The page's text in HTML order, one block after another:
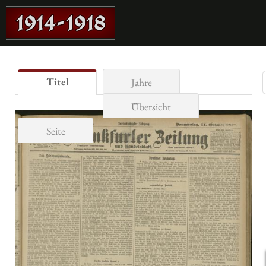
Titel
Jahre
Übersicht
Seite